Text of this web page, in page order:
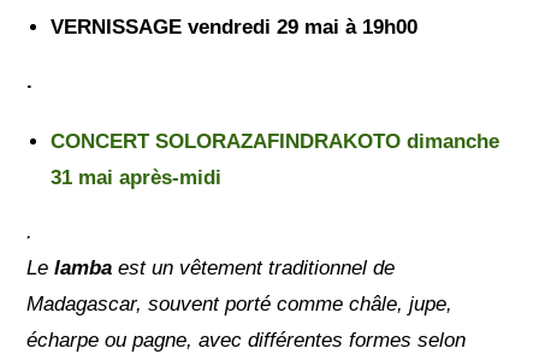
VERNISSAGE vendredi 29 mai à 19h00
.
CONCERT SOLORAZAFINDRAKOTO dimanche
31 mai après-midi
.
Le lamba est un vêtement traditionnel de
Madagascar, souvent porté comme châle, jupe,
écharpe ou pagne, avec différentes formes selon